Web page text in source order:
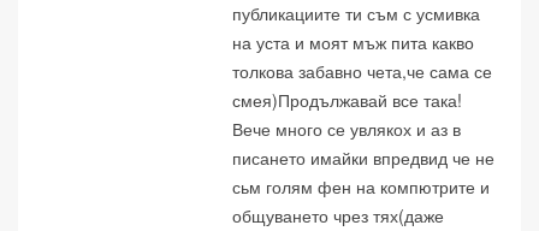
публикациите ти съм с усмивка
на уста и моят мъж пита какво
толкова забавно чета,че сама се
смея)Продължавай все така!
Вече много се увлякох и аз в
писането имайки впредвид че не
сьм голям фен на компютрите и
общуването чрез тях(даже